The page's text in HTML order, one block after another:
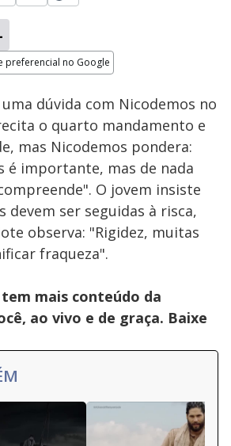
preferencial no Google
94.85%
dúvida com Nicodemos no
o quarto mandamento e
mas Nicodemos pondera:
é importante, mas de nada
O jovem insiste
devem ser seguidas à risca,
observa: "Rigidez, muitas
fraqueza".
mais conteúdo da
ao vivo e de graça. Baixe